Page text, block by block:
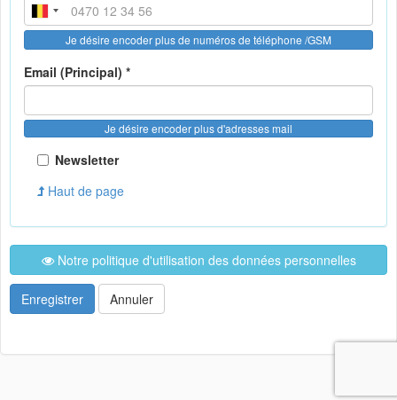
Je désire encoder plus de numéros de téléphone /GSM
Email (Principal) *
Je désire encoder plus d'adresses mail
Newsletter
Haut de page
Notre politique d'utilisation des données personnelles
Enregistrer Annuler